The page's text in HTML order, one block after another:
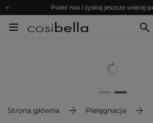
Poleć nas i zyskaj jeszcze więcej
Zapisz się na newsletter pełen
Poleć nas i zyskaj jeszcze więcej
Strona główna Pielęgnacja